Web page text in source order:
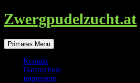
Zwergpudelzucht.at
Suchen
Primäres Menü Zum
Inhalt
Kontakt
Datenschutz
Impressum